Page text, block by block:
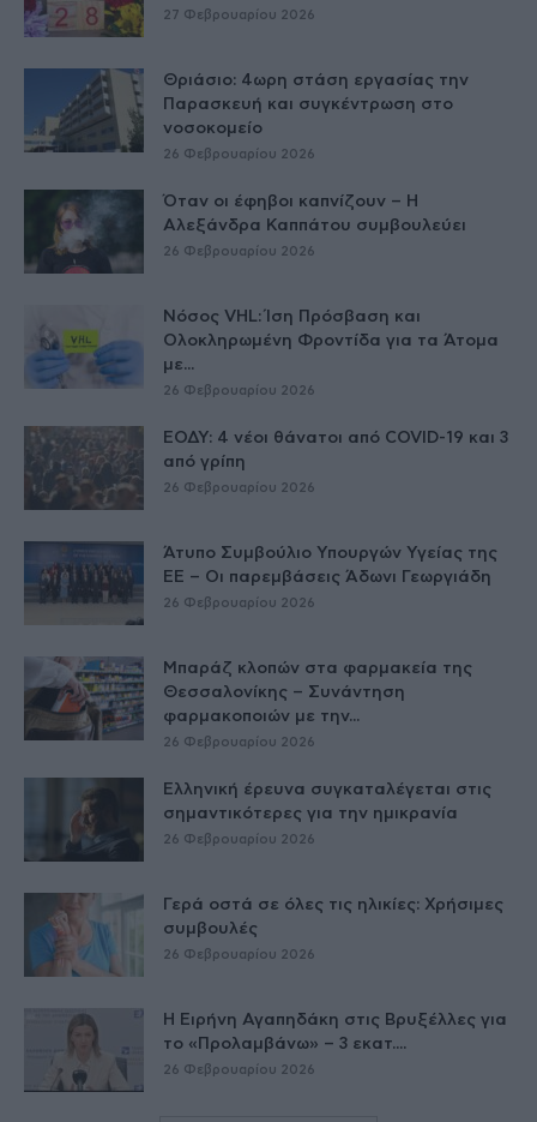
27 Φεβρουαρίου 2026
Θριάσιο: 4ωρη στάση εργασίας την
Παρασκευή και συγκέντρωση στο
νοσοκομείο
26 Φεβρουαρίου 2026
Όταν οι έφηβοι καπνίζουν – Η
Αλεξάνδρα Καππάτου συμβουλεύει
26 Φεβρουαρίου 2026
Νόσος VHL: Ίση Πρόσβαση και
Ολοκληρωμένη Φροντίδα για τα Άτομα
με...
26 Φεβρουαρίου 2026
ΕΟΔΥ: 4 νέοι θάνατοι από COVID-19 και 3
από γρίπη
26 Φεβρουαρίου 2026
Άτυπο Συμβούλιο Υπουργών Υγείας της
ΕE – Οι παρεμβάσεις Άδωνι Γεωργιάδη
26 Φεβρουαρίου 2026
Μπαράζ κλοπών στα φαρμακεία της
Θεσσαλονίκης – Συνάντηση
φαρμακοποιών με την...
26 Φεβρουαρίου 2026
Ελληνική έρευνα συγκαταλέγεται στις
σημαντικότερες για την ημικρανία
26 Φεβρουαρίου 2026
Γερά οστά σε όλες τις ηλικίες: Χρήσιμες
συμβουλές
26 Φεβρουαρίου 2026
Η Ειρήνη Αγαπηδάκη στις Βρυξέλλες για
το «Προλαμβάνω» – 3 εκατ....
26 Φεβρουαρίου 2026